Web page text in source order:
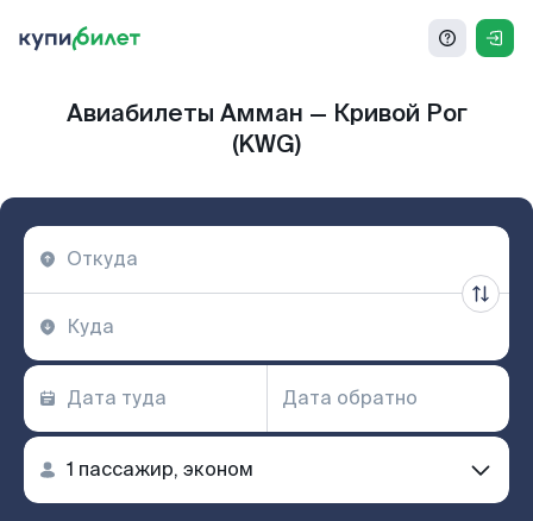
Авиабилеты Амман — Кривой Рог
(KWG)